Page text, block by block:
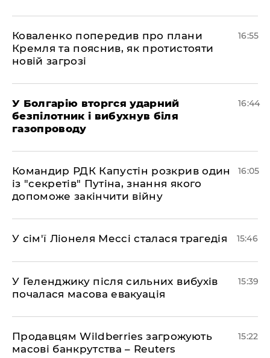
Коваленко попередив про плани
Кремля та пояснив, як протистояти
новій загрозі
16:55
У Болгарію вторгся ударний
безпілотник і вибухнув біля
газопроводу
16:44
Командир РДК Капустін розкрив один
із "секретів" Путіна, знання якого
допоможе закінчити війну
16:05
У сім'ї Ліонеля Мессі сталася трагедія 15:46
У Геленджику після сильних вибухів
почалася масова евакуація
15:39
Продавцям Wildberries загрожують
масові банкрутства – Reuters
15:22